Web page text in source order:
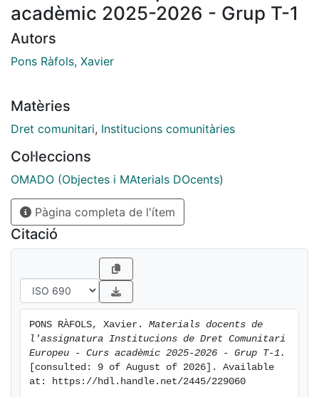
acadèmic 2025-2026 - Grup T-1
Autors
Pons Ràfols, Xavier
Matèries
Dret comunitari, Institucions comunitàries
Col·leccions
OMADO (Objectes i MAterials DOcents)
Pàgina completa de l'ítem
Citació
PONS RÀFOLS, Xavier. Materials docents de
l'assignatura Institucions de Dret Comunitari
Europeu - Curs acadèmic 2025-2026 - Grup T-1.
[consulted: 9 of August of 2026]. Available
at: https://hdl.handle.net/2445/229060